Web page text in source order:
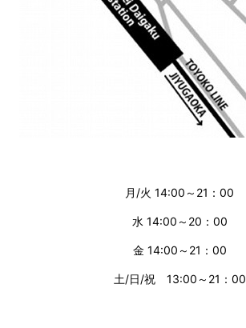
月/火 14:00～21：00
水 14:00～20：00
金 14:00～21：00
土/日/祝 13:00～21：00